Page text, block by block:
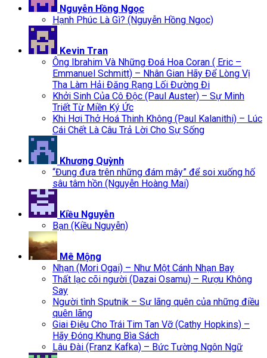
Nguyễn Hồng Ngọc
Hạnh Phúc Là Gì? (Nguyễn Hồng Ngọc)
Kevin Tran
Ông Ibrahim Và Những Đoá Hoa Coran ( Eric –
Emmanuel Schmitt) – Nhân Gian Hãy Để Lòng Vị
Tha Làm Hải Đăng Rạng Lối Đường Đi
Khởi Sinh Của Cô Độc (Paul Auster) – Sự Minh
Triết Từ Miền Ký Ức
Khi Hơi Thở Hoá Thinh Không (Paul Kalanithi) – Lúc
Cái Chết Là Câu Trả Lời Cho Sự Sống
Khương Quỳnh
“Đung đưa trên những đám mây” để soi xuống hố
sâu tâm hồn (Nguyễn Hoàng Mai)
Kiều Nguyễn
Bạn (Kiều Nguyễn)
Mê Mộng
Nhạn (Mori Ogai) – Như Một Cánh Nhạn Bay
Thất lạc cõi người (Dazai Osamu) – Rượu Không
Say
Người tình Sputnik – Sự lãng quên của những điều
quên lãng
Giai Điệu Cho Trái Tim Tan Vỡ (Cathy Hopkins) –
Hãy Đóng Khung Bìa Sách
Lâu Đài (Franz Kafka) – Bức Tường Ngôn Ngữ